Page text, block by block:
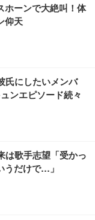
ホーンで大絶叫！体
仰天
氏にしたいメンバ
ンエピソード続々
は歌手志望「受かっ
うだけで…」